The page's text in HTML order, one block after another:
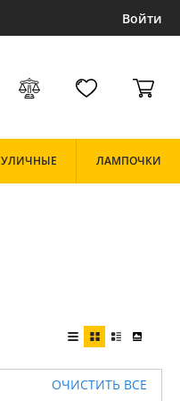
Войти
УЛИЧНЫЕ ЛАМПОЧКИ
ОЧИСТИТЬ ВСЕ